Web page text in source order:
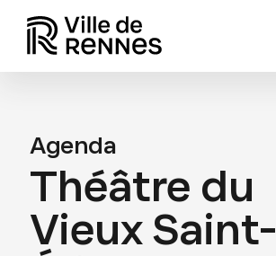
Agenda
Théâtre du
Vieux Saint-